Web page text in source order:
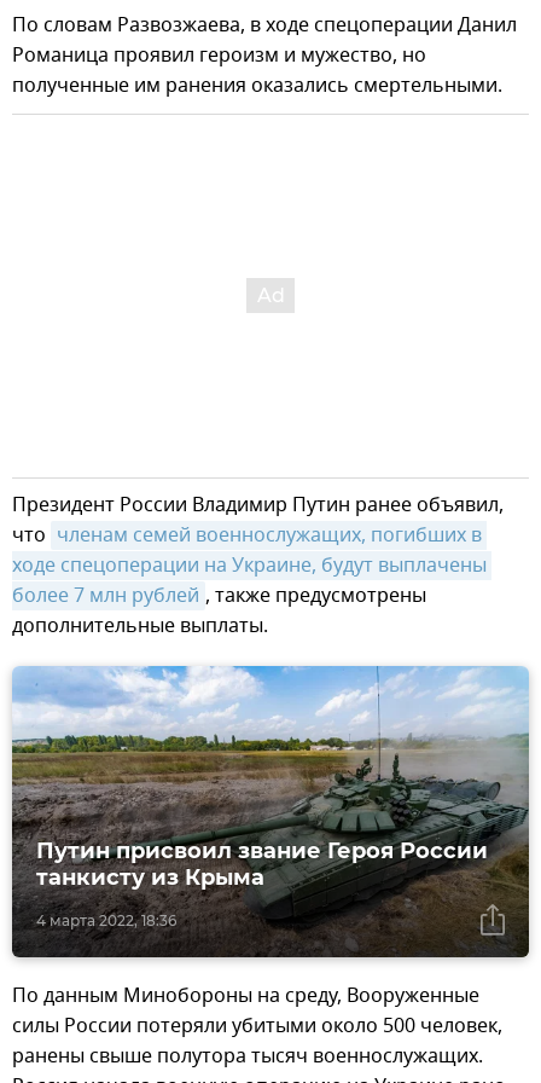
По словам Развозжаева, в ходе спецоперации Данил
Романица проявил героизм и мужество, но
полученные им ранения оказались смертельными.
Президент России Владимир Путин ранее объявил,
что членам семей военнослужащих, погибших в
ходе спецоперации на Украине, будут выплачены
более 7 млн рублей , также предусмотрены
дополнительные выплаты.
4 марта 2022, 18:36
Путин присвоил звание Героя России
танкисту из Крыма
По данным Минобороны на среду, Вооруженные
силы России потеряли убитыми около 500 человек,
ранены свыше полутора тысяч военнослужащих.